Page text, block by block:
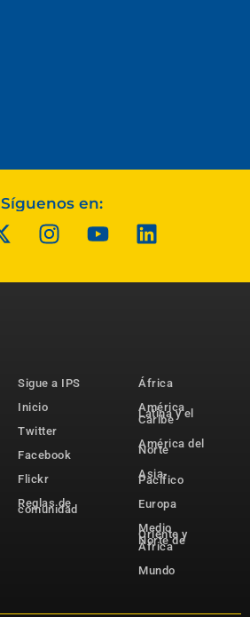
Síguenos en:
Sigue a IPS
Inicio
Twitter
Facebook
Flickr
Reglas de
comunidad
África
América
Latina y el
Caribe
América del
Norte
Asia-
Pacífico
Europa
Medio
Oriente y
Norte de
África
Mundo